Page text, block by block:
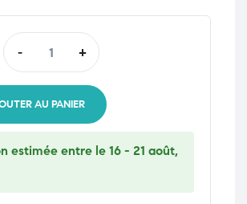
- +
AU PANIER
estimée entre le 16 - 21 août,